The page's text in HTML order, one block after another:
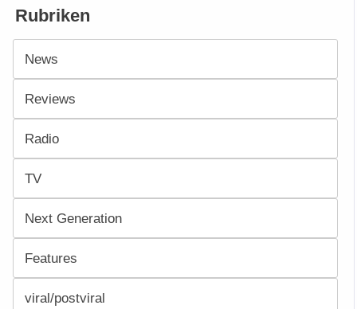
Rubriken
News
Reviews
Radio
TV
Next Generation
Features
viral/postviral